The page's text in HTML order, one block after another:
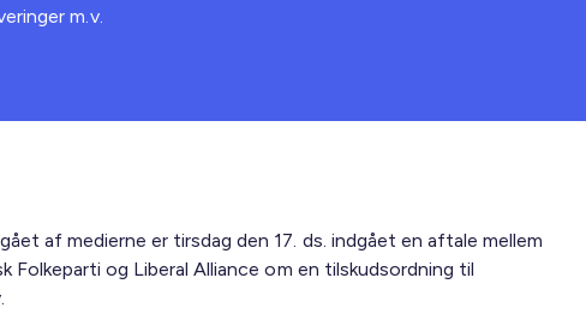
m.v.
af medierne er tirsdag den 17. ds. indgået en aftale mellem
Folkeparti og Liberal Alliance om en tilskudsordning til